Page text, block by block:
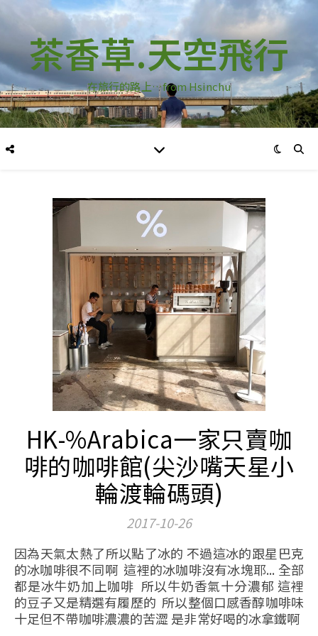
茶香草.天空飛行
在旅行的路上…from Hsinchu
HK-%Arabica一家只賣咖
啡的咖啡館(尖沙嘴天星小
輪渡輪碼頭)
2017-10-26
因為天氣太熱了所以點了冰的 不過這冰的跟星巴克
的冰咖啡很不同啊 這裡的冰咖啡沒有冰塊耶... 全部
都是冰牛奶加上咖啡 所以牛奶香氣十分濃郁 這裡
的豆子又是精選有履歷的 所以整個口感香醇咖啡味
十足但不帶咖啡濃濃的苦澀 是非常好喝的冰拿鐵啊